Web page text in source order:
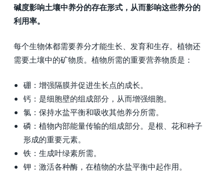
碱度影响土壤中养分的存在形式，从而影响这些养分的
利用率。
每个生物体都需要养分才能生长、发育和生存。植物还
需要土壤中的矿物质。植物所需的重要营养物质是：
硼：增强隔膜并促进生长点的成长。
钙：是细胞壁的组成部分，从而增强细胞。
氯：保持水盐平衡和吸收其他养分所需。
磷：植物内部能量传输的组成部分。是根、花和种子
形成的重要元素。
铁：生成叶绿素所需。
钾：激活各种酶，在植物的水盐平衡中起作用。